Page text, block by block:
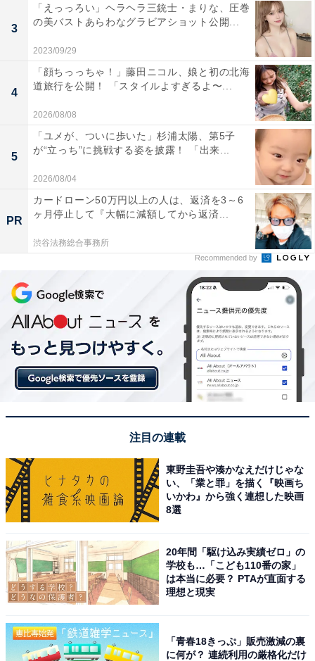
3
「えっっろい」ヘラヘラ三銃士・まりな、圧巻
の美バストあらわなグラビアショット公開...
2023/09/29
4
「顔ちっっちゃ！」藤田ニコル、娘と初の北海
道旅行を公開！ 「スタイルよすぎるよ〜...
2026/08/08
5
「ユメが、ついに歩いた」杉浦太陽、第5子
が“立っち”に挑戦する姿を披露！ 「出来...
2026/08/04
PR
カードローン50万円以上の人は、返済を3～6
ヶ月停止して『大幅に減額してから返済...
渋谷法務総合事務所
Recommended by
注目の連載
東野圭吾や湊かなえだけじゃな
い、「業と罪」を描く『映画ち
いかわ』から強く連想した映画
8選
20年間「駆け込み実績ゼロ」の
学校も…「こども110番の家」
は本当に必要？ PTAが直面する
理想と現実
「青春18きっぷ」販売激減の裏
に何が？ 連続利用の厳格化だけ